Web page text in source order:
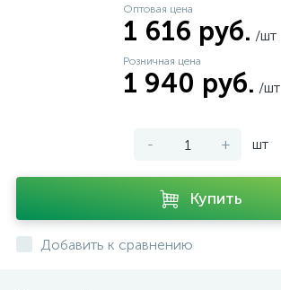
Оптовая цена
1 616 руб. /шт
Розничная цена
1 940 руб. /шт
- + шт
Купить
Добавить к сравнению